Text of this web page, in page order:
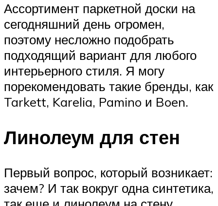
Ассортимент паркетной доски на
сегодняшний день огромен,
поэтому несложно подобрать
подходящий вариант для любого
интерьерного стиля. Я могу
порекомендовать такие бренды, как
Tarkett, Karelia, Pamino и Boen.
Линолеум для стен
Первый вопрос, который возникает:
зачем? И так вокруг одна синтетика,